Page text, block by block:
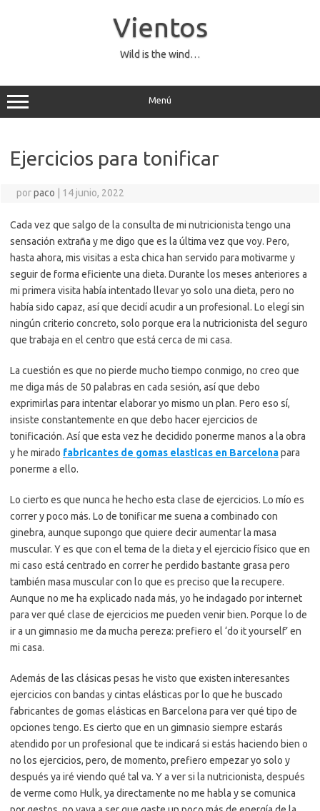
Vientos
Wild is the wind…
Menú
Ejercicios para tonificar
porpaco 14 junio, 2022
Cada vez que salgo de la consulta de mi nutricionista tengo una
sensación extraña y me digo que es la última vez que voy. Pero,
hasta ahora, mis visitas a esta chica han servido para motivarme y
seguir de forma eficiente una dieta. Durante los meses anteriores a
mi primera visita había intentado llevar yo solo una dieta, pero no
había sido capaz, así que decidí acudir a un profesional. Lo elegí sin
ningún criterio concreto, solo porque era la nutricionista del seguro
que trabaja en el centro que está cerca de mi casa.
La cuestión es que no pierde mucho tiempo conmigo, no creo que
me diga más de 50 palabras en cada sesión, así que debo
exprimirlas para intentar elaborar yo mismo un plan. Pero eso sí,
insiste constantemente en que debo hacer ejercicios de
tonificación. Así que esta vez he decidido ponerme manos a la obra
y he mirado fabricantes de gomas elasticas en Barcelonapara
ponerme a ello.
Lo cierto es que nunca he hecho esta clase de ejercicios. Lo mío es
correr y poco más. Lo de tonificar me suena a combinado con
ginebra, aunque supongo que quiere decir aumentar la masa
muscular. Y es que con el tema de la dieta y el ejercicio físico que en
mi caso está centrado en correr he perdido bastante grasa pero
también masa muscular con lo que es preciso que la recupere.
Aunque no me ha explicado nada más, yo he indagado por internet
para ver qué clase de ejercicios me pueden venir bien. Porque lo de
ir a un gimnasio me da mucha pereza: prefiero el ‘do it yourself’ en
mi casa.
Además de las clásicas pesas he visto que existen interesantes
ejercicios con bandas y cintas elásticas por lo que he buscado
fabricantes de gomas elásticas en Barcelona para ver qué tipo de
opciones tengo. Es cierto que en un gimnasio siempre estarás
atendido por un profesional que te indicará si estás haciendo bien o
no los ejercicios, pero, de momento, prefiero empezar yo solo y
después ya iré viendo qué tal va. Y a ver si la nutricionista, después
de verme como Hulk, ya directamente no me habla y se comunica